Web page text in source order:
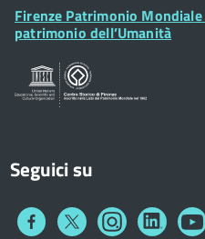
Posta Elettronica
Footer
Widget
Firenze Patrimonio
patrimonio dell’Umanità
Seguici su
Collegamento
Collegamento
a a a